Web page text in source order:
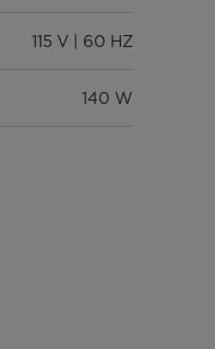
115 V | 60 HZ
140 W